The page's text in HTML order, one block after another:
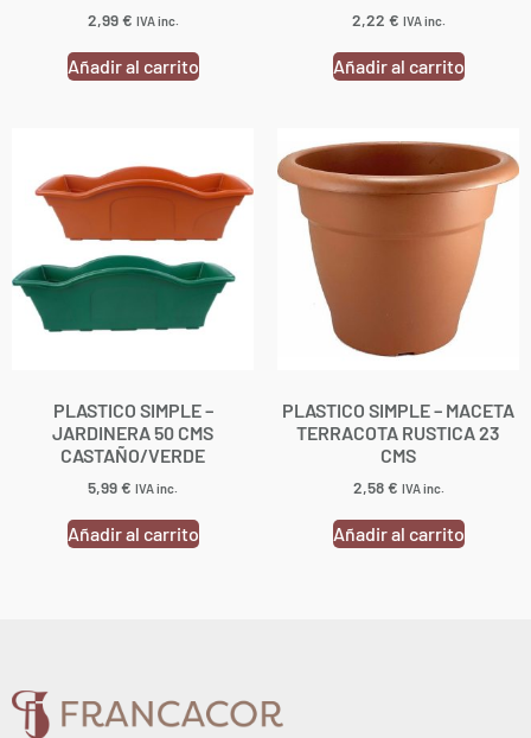
2,99€ IVA inc.
Añadir al carrito
2,22 € IVA inc.
Añadir al carrito
PLASTICO SIMPLE –
JARDINERA 50 CMS
CASTAÑO/VERDE
5,99€ IVA inc.
Añadir al carrito
PLASTICO SIMPLE – MACETA
TERRACOTA RUSTICA 23
CMS
2,58€ IVA inc.
Añadir al carrito